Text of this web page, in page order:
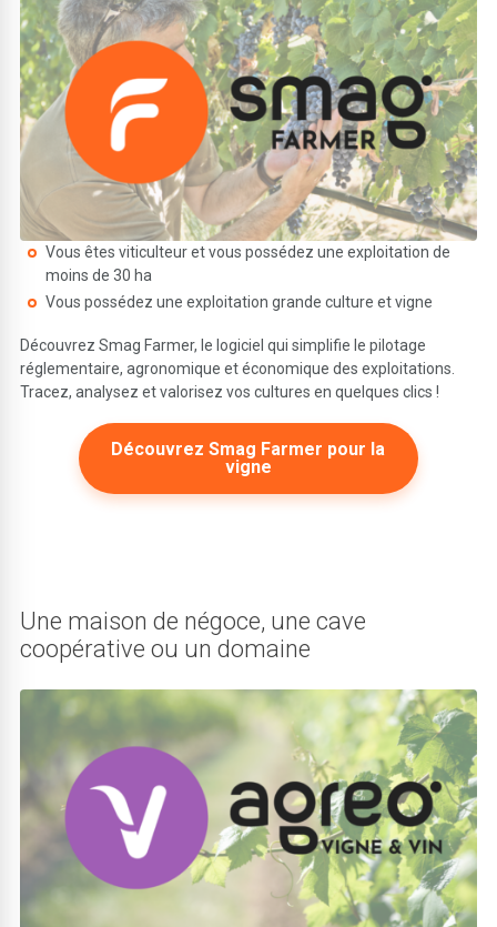
Vous êtes viticulteur et vous possédez une exploitation de
moins de 30 ha
Vous possédez une exploitation grande culture et vigne
Découvrez Smag Farmer, le logiciel qui simplifie le pilotage
réglementaire, agronomique et économique des exploitations.
Tracez, analysez et valorisez vos cultures en quelques clics !
Découvrez Smag Farmer pour la
vigne
Une maison de négoce, une cave
coopérative ou un domaine